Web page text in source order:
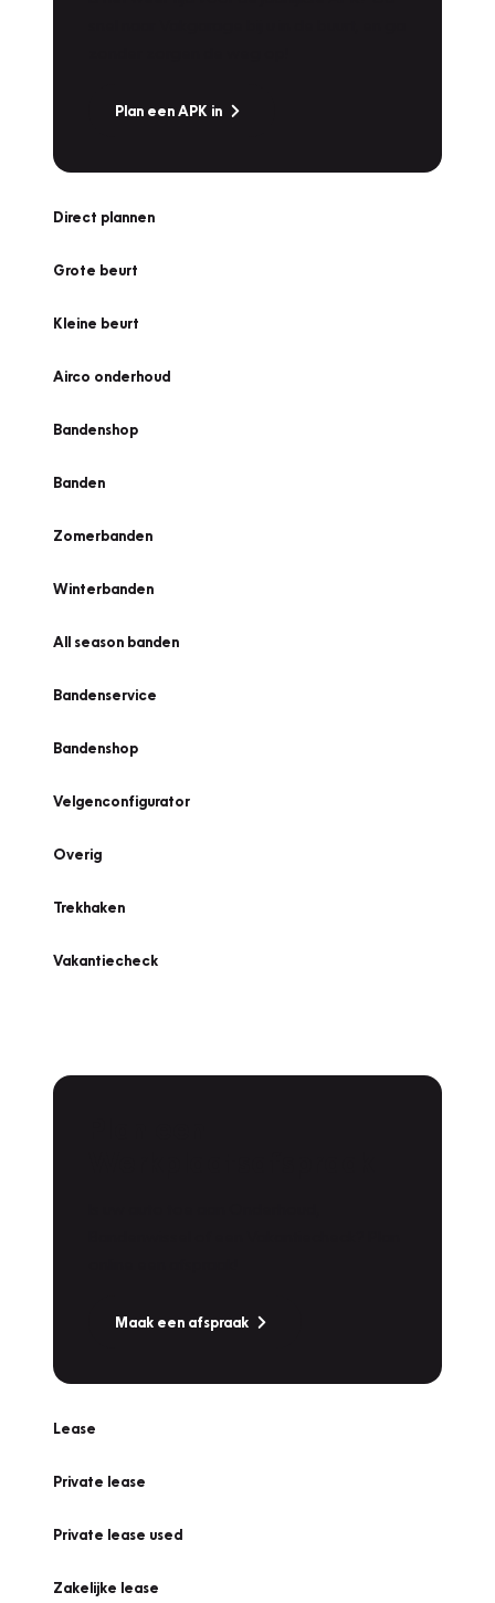
Plan een APK in
Direct plannen
Grote beurt
Kleine beurt
Airco onderhoud
Bandenshop
Banden
Zomerbanden
Winterbanden
All season banden
Bandenservice
Bandenshop
Velgenconfigurator
Overig
Trekhaken
Vakantiecheck
Maak een afspraak
Lease
Private lease
Private lease used
Zakelijke lease